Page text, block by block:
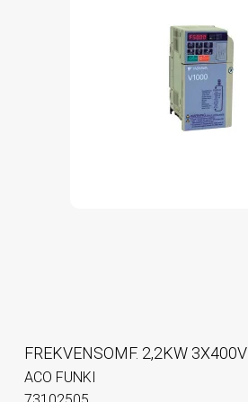
FREKVENSOMF. 2,2KW 3X400V
ACO FUNKI